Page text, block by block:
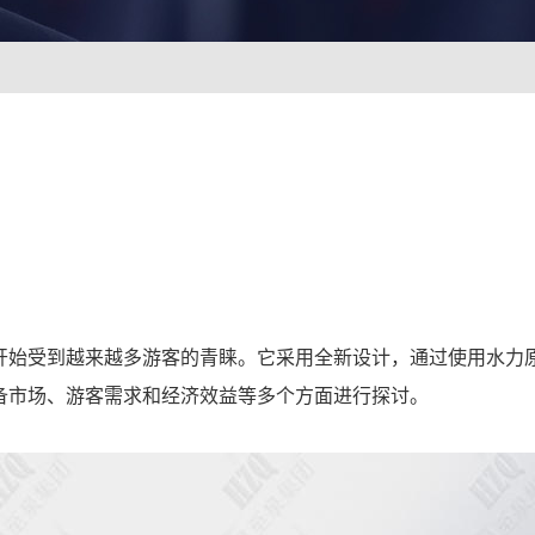
受到越来越多游客的青睐。它采用全新设计，通过使用水
场、游客需求和经济效益等多个方面进行探讨。